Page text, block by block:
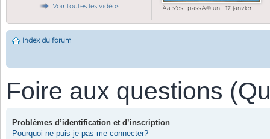
Voir toutes les vidéos Ãa s'est passÃ© un... 17 janvier
Index du forum
Foire aux questions
Problèmes d’identification et d’inscription
Pourquoi ne puis-je pas me connecter?